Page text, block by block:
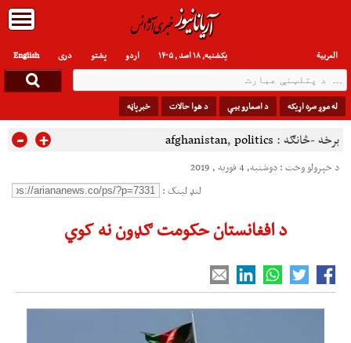
English دری پشتو العربیة اردو یکشنبه, ۱۸ اسد , ۱۴۰۵
له موږ سره اړیکه د اسعارو بیې د هوا حالات خبرپاڼه
برخه -څانګه : afghanistan, politics
- +
د خپرولو وخت : دوشنبه, 4 فوریه , 2019
لنډ لینک :
د افغانستان حکومت ګډون نه کوي